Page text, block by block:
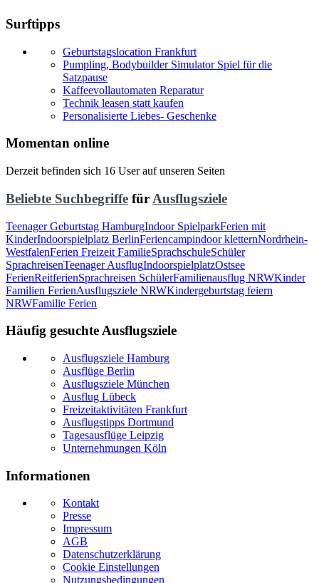
Surftipps
Geburtstagslocation Frankfurt
Pumpling, Bodybuilder Simulator Spiel für die
Satzpause
Kaffeevollautomaten Reparatur
Technik leasen statt kaufen
Personalisierte Liebes- Geschenke
Momentan online
Derzeit befinden sich 16 User auf unseren Seiten
Beliebte Suchbegriffe für Ausflugsziele
Teenager Geburtstag HamburgIndoor SpielparkFerien mit
KinderIndoorspielplatz BerlinFeriencampindoor kletternNordrhein-
WestfalenFerien Freizeit FamilieSprachschuleSchüler
SprachreisenTeenager AusflugIndoorspielplatzOstsee
FerienReitferienSprachreisen SchülerFamilienausflug NRWKinder
Familien FerienAusflugsziele NRWKindergeburtstag feiern
NRWFamilie Ferien
Häufig gesuchte Ausflugsziele
Ausflugsziele Hamburg
Ausflüge Berlin
Ausflugsziele München
Ausflug Lübeck
Freizeitaktivitäten Frankfurt
Ausflugstipps Dortmund
Tagesausflüge Leipzig
Unternehmungen Köln
Informationen
Kontakt
Presse
Impressum
AGB
Datenschutzerklärung
Cookie Einstellungen
Nutzungsbedingungen